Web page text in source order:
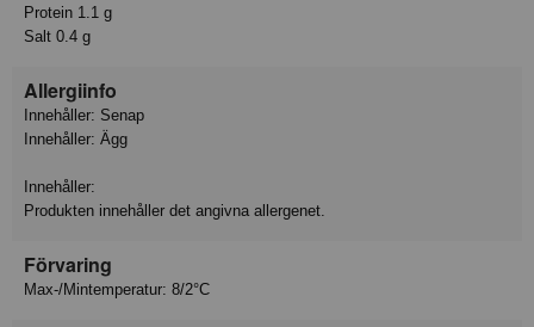
Protein 1.1 g
Salt 0.4 g
Allergiinfo
Innehåller: Senap
Innehåller: Ägg
Innehåller:
Produkten innehåller det angivna allergenet.
Förvaring
Max-/Mintemperatur: 8/2°C